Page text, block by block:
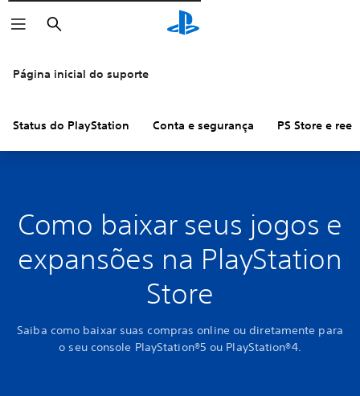
Pesquisar
Página inicial do suporte
Status do PlayStation Conta e segurança PS Store e
Como baixar seus jogos e
expansões na PlayStation
Store
Saiba como baixar suas compras online ou diretamente para
o seu console PlayStation®5 ou PlayStation®4.